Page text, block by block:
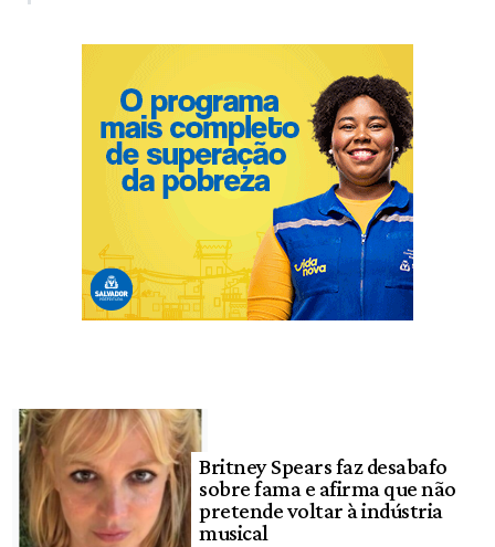
Britney Spears faz desabafo
sobre fama e afirma que não
pretende voltar à indústria
musical